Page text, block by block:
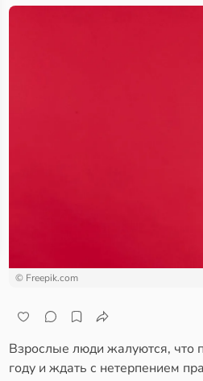
© Freepik.com
Взрослые люди жалуются, что
году и ждать с нетерпением